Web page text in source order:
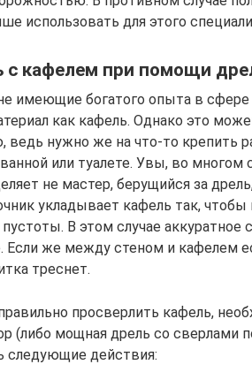
использовать для этого
с кафелем при помощи
имеющие богатого опыта в
как кафель. Однако это
ведь нужно же на что-то крепить
или туалете. Увы, во многом
не мастер, берущийся за
укладывает кафель так,
В этом случае аккуратное
Если же между стеном и кафелем
треснет.
просверлить кафель,
(либо мощная дрель со сверлами
следующие действия: